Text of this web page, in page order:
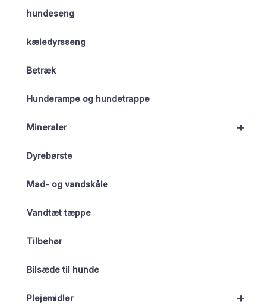
hundeseng
kæledyrsseng
Betræk
Hunderampe og hundetrappe
+
Mineraler
Dyrebørste
Mad- og vandskåle
Vandtæt tæppe
Tilbehør
Bilsæde til hunde
+
Plejemidler